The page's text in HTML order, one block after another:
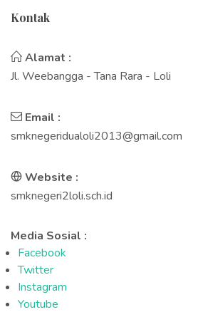
Kontak
Alamat :
Jl. Weebangga - Tana Rara - Loli
Email :
smknegeridualoli2013@gmail.com
Website :
smknegeri2loli.sch.id
Media Sosial :
Facebook
Twitter
Instagram
Youtube